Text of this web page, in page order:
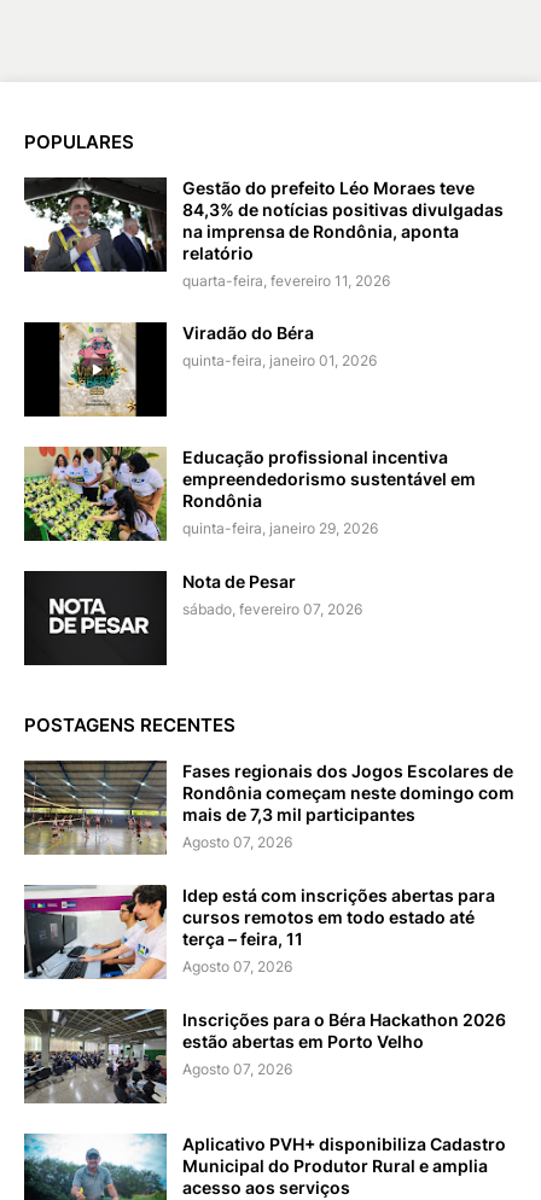
POPULARES
Gestão do prefeito Léo Moraes teve
84,3% de notícias positivas divulgadas
na imprensa de Rondônia, aponta
relatório
quarta-feira, fevereiro 11, 2026
Viradão do Béra
quinta-feira, janeiro 01, 2026
Educação profissional incentiva
empreendedorismo sustentável em
Rondônia
quinta-feira, janeiro 29, 2026
Nota de Pesar
sábado, fevereiro 07, 2026
POSTAGENS RECENTES
Fases regionais dos Jogos Escolares de
Rondônia começam neste domingo com
mais de 7,3 mil participantes
Agosto 07, 2026
Idep está com inscrições abertas para
cursos remotos em todo estado até
terça – feira, 11
Agosto 07, 2026
Inscrições para o Béra Hackathon 2026
estão abertas em Porto Velho
Agosto 07, 2026
Aplicativo PVH+ disponibiliza Cadastro
Municipal do Produtor Rural e amplia
acesso aos serviços